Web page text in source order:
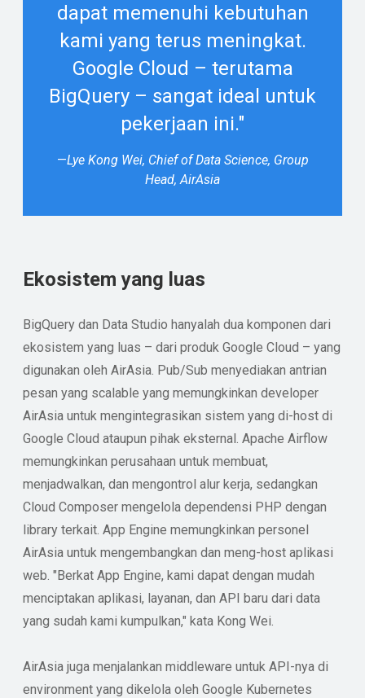
dapat memenuhi kebutuhan
kami yang terus meningkat.
Google Cloud – terutama
BigQuery – sangat ideal untuk
pekerjaan ini."
—Lye Kong Wei, Chief of Data Science, Group
Head, AirAsia
Ekosistem yang luas
BigQuery dan Data Studio hanyalah dua komponen dari
ekosistem yang luas – dari produk Google Cloud – yang
digunakan oleh AirAsia. Pub/Sub menyediakan antrian
pesan yang scalable yang memungkinkan developer
AirAsia untuk mengintegrasikan sistem yang di-host di
Google Cloud ataupun pihak eksternal. Apache Airflow
memungkinkan perusahaan untuk membuat,
menjadwalkan, dan mengontrol alur kerja, sedangkan
Cloud Composer mengelola dependensi PHP dengan
library terkait. App Engine memungkinkan personel
AirAsia untuk mengembangkan dan meng-host aplikasi
web. "Berkat App Engine, kami dapat dengan mudah
menciptakan aplikasi, layanan, dan API baru dari data
yang sudah kami kumpulkan," kata Kong Wei.
AirAsia juga menjalankan middleware untuk API-nya di
environment yang dikelola oleh Google Kubernetes